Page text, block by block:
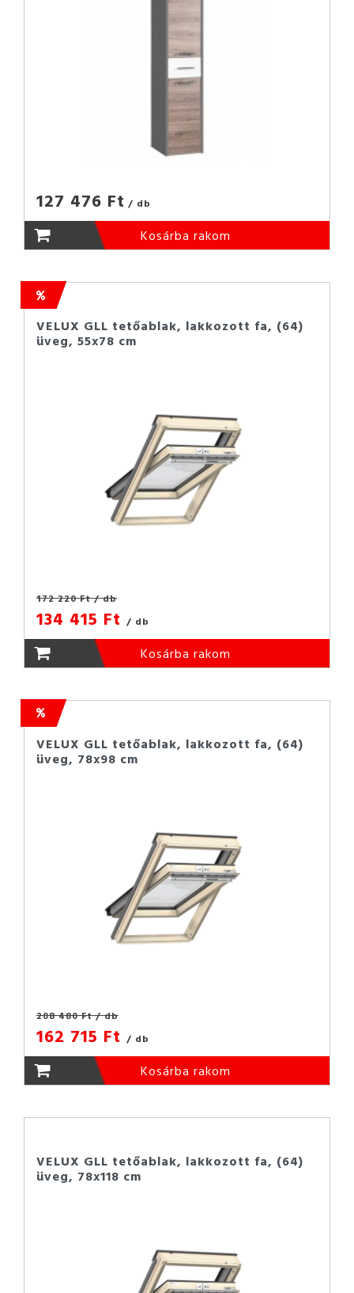
127 476 Ft / db
Kosárba rakom
VELUX GLL tetőablak, lakkozott fa, (64)
üveg, 55x78 cm
172 220 Ft/ db
134 415 Ft / db
Kosárba rakom
VELUX GLL tetőablak, lakkozott fa, (64)
üveg, 78x98 cm
208 480 Ft/ db
162 715 Ft / db
Kosárba rakom
VELUX GLL tetőablak, lakkozott fa, (64)
üveg, 78x118 cm